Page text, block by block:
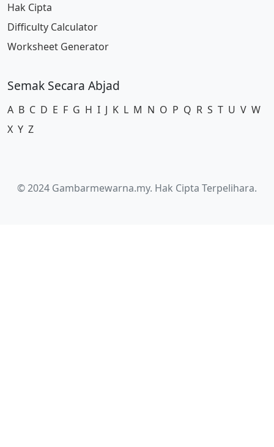
Hak Cipta
Difficulty Calculator
Worksheet Generator
Semak Secara Abjad
A B C D E F G H I J K L M N O P Q R S T U V W
X Y Z
© 2024 Gambarmewarna.my. Hak Cipta Terpelihara.